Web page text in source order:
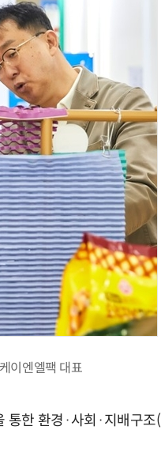
이엔엘팩 대표
한 환경·사회·지배구조